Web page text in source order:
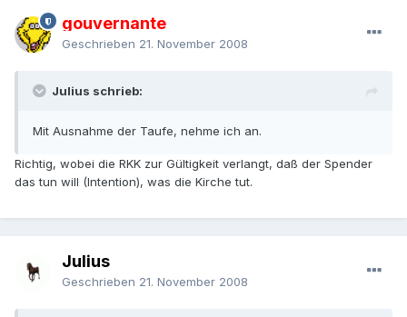
gouvernante
Geschrieben 21. November 2008
Julius schrieb:
Mit Ausnahme der Taufe, nehme ich an.
Richtig, wobei die RKK zur Gültigkeit verlangt, daß der Spender
das tun will (Intention), was die Kirche tut.
Julius
Geschrieben 21. November 2008